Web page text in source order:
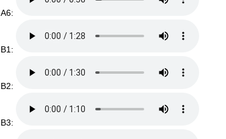
A6:
B1:
B2:
B3: